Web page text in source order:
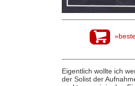
Eigentlich wollte ich
der Solist der